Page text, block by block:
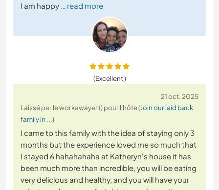
I am happy … read more
(Excellent )
21 oct. 2025
Laissé par le workawayer () pour l'hôte (Join our laid back
family in ...)
I came to this family with the idea of staying only 3
months but the experience loved me so much that
I stayed 6 hahahahaha at Katheryn's house it has
been much more than incredible, you will be eating
very delicious and healthy, and you will have your